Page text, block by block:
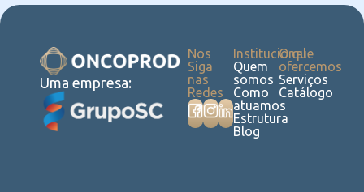
Uma empresa:
Institucional
Quem
somos
Como
atuamos
Estrutura
Blog
O que
ofercemos
Serviços
Catálogo
Nos
Siga
nas
Redes